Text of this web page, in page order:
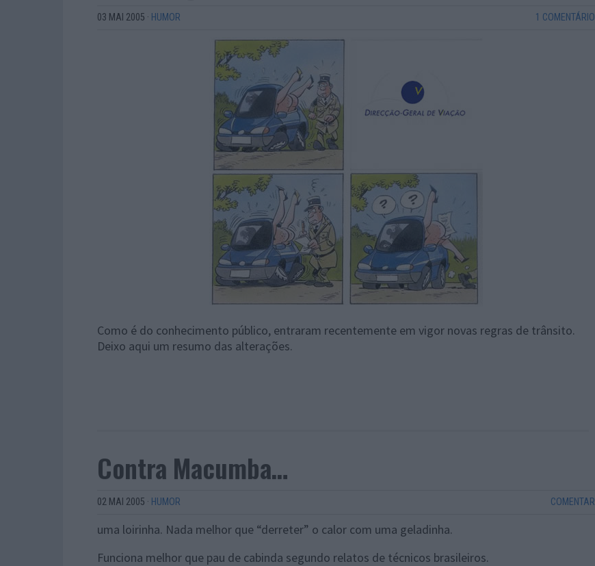
03 MAI 2005 · HUMOR 1 COMENTÁRIO
Como é do conhecimento público, entraram recentemente em vigor novas regras de trânsito.
Deixo aqui um resumo das alterações.
Contra Macumba…
02 MAI 2005 · HUMOR COMENTAR
uma loirinha. Nada melhor que “derreter” o calor com uma geladinha.
Funciona melhor que pau de cabinda segundo relatos de técnicos brasileiros.